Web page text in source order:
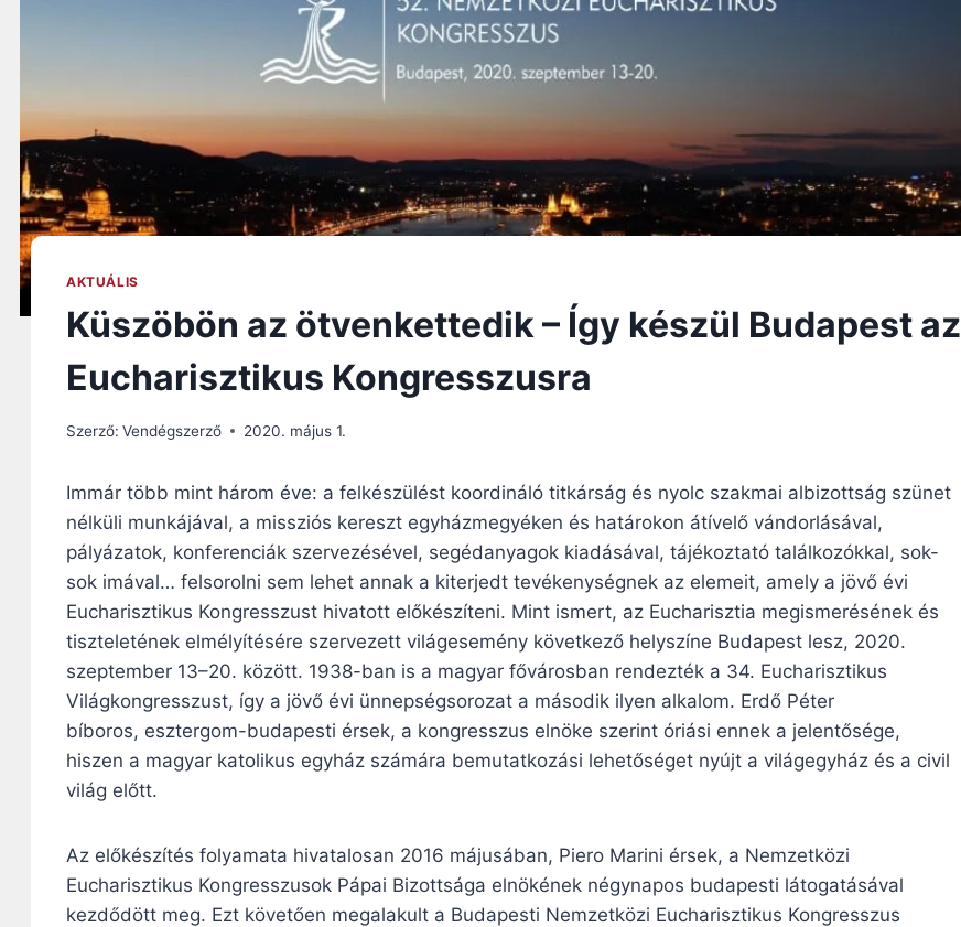
AKTUÁLIS
Küszöbön az ötvenkettedik – Így készül Budapest az
Eucharisztikus Kongresszusra
Szerző: Vendégszerző 2020. május 1.
Immár több mint három éve: a felkészülést koordináló titkárság és nyolc szakmai albizottság szünet
nélküli munkájával, a missziós kereszt egyházmegyéken és határokon átívelő vándorlásával,
pályázatok, konferenciák szervezésével, segédanyagok kiadásával, tájékoztató találkozókkal, sok-
sok imával… felsorolni sem lehet annak a kiterjedt tevékenységnek az elemeit, amely a jövő évi
Eucharisztikus Kongresszust hivatott előkészíteni. Mint ismert, az Eucharisztia megismerésének és
tiszteletének elmélyítésére szervezett világesemény következő helyszíne Budapest lesz, 2020.
szeptember 13–20. között. 1938-ban is a magyar fővárosban rendezték a 34. Eucharisztikus
Világkongresszust, így a jövő évi ünnepségsorozat a második ilyen alkalom. Erdő Péter
bíboros, esztergom-budapesti érsek, a kongresszus elnöke szerint óriási ennek a jelentősége,
hiszen a magyar katolikus egyház számára bemutatkozási lehetőséget nyújt a világegyház és a civil
világ előtt.
Az előkészítés folyamata hivatalosan 2016 májusában, Piero Marini érsek, a Nemzetközi
Eucharisztikus Kongresszusok Pápai Bizottsága elnökének négynapos budapesti látogatásával
kezdődött meg. Ezt követően megalakult a Budapesti Nemzetközi Eucharisztikus Kongresszus